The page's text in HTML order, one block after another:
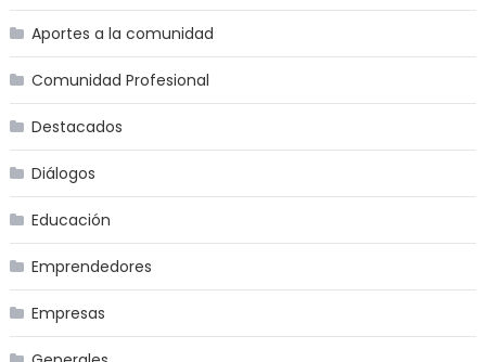
Aportes a la comunidad
Comunidad Profesional
Destacados
Diálogos
Educación
Emprendedores
Empresas